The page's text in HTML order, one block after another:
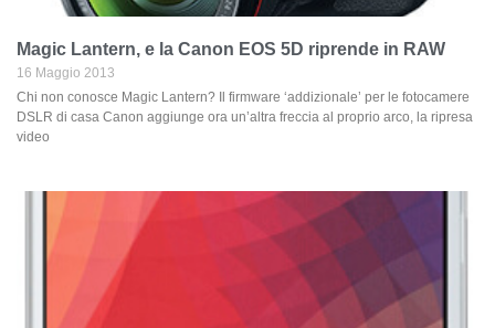
Magic Lantern, e la Canon EOS 5D riprende in RAW
16 Maggio 2013
Chi non conosce Magic Lantern? Il firmware ‘addizionale’ per le fotocamere
DSLR di casa Canon aggiunge ora un’altra freccia al proprio arco, la ripresa
video